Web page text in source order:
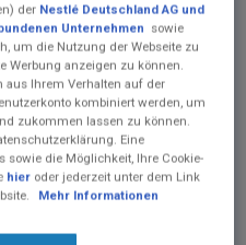
der Nestlé Deutschland AG und
Unternehmen sowie
um die Nutzung der Webseite zu
Werbung anzeigen zu können.
aus Ihrem Verhalten auf der
kombiniert werden, um
zukommen lassen zu können.
Eine
sowie die Möglichkeit, Ihre Cookie-
hier oder jederzeit unter dem Link
Mehr Informationen